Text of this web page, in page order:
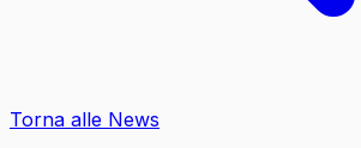
Torna alle News